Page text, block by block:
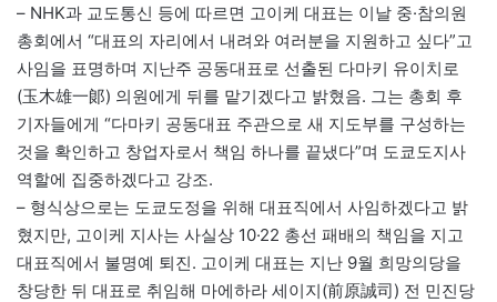
– NHK과 교도통신 등에 따르면 고이케 대표는 이날 중·참의원
총회에서 “대표의 자리에서 내려와 여러분을 지원하고 싶다”고
사임을 표명하며 지난주 공동대표로 선출된 다마키 유이치로
(玉木雄一郞) 의원에게 뒤를 맡기겠다고 밝혔음. 그는 총회 후
기자들에게 “다마키 공동대표 주관으로 새 지도부를 구성하는
것을 확인하고 창업자로서 책임 하나를 끝냈다”며 도쿄도지사
역할에 집중하겠다고 강조.
– 형식상으로는 도쿄도정을 위해 대표직에서 사임하겠다고 밝
혔지만, 고이케 지사는 사실상 10·22 총선 패배의 책임을 지고
대표직에서 불명예 퇴진. 고이케 대표는 지난 9월 희망의당을
창당한 뒤 대표로 취임해 마에하라 세이지(前原誠司) 전 민진당